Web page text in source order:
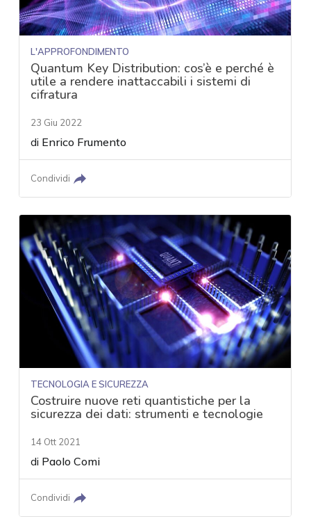
L'APPROFONDIMENTO
Quantum Key Distribution: cos’è e perché è
utile a rendere inattaccabili i sistemi di
cifratura
23 Giu 2022
di Enrico Frumento
Condividi
TECNOLOGIA E SICUREZZA
Costruire nuove reti quantistiche per la
sicurezza dei dati: strumenti e tecnologie
14 Ott 2021
di Paolo Comi
Condividi